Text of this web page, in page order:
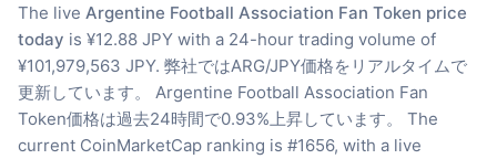
The live Argentine Football Association Fan Token price
today is ¥12.88 JPY with a 24-hour trading volume of
¥101,979,563 JPY. 弊社ではARG/JPY価格をリアルタイムで
更新しています。
Argentine Football Association Fan
Token価格は過去24時間で0.93%上昇しています。
The
current CoinMarketCap ranking is #1656, with a live